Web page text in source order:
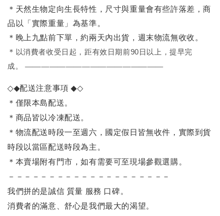
＊天然生物定向生長特性，尺寸與重量會有些許落差，商
品以「實際重量」為基準。
＊晚上九點前下單，約兩天內出貨，週末物流無收收。
＊ 以消費者收受日起，距有效日期前90日以上，提早完
成。
—————————————————
◇◆配送注意事項◆◇
＊僅限本島配送。
＊商品皆以冷凍配送。
＊物流配送時段一至週六，國定假日皆無收件，實際到貨
時段以當區配送時段為主。
＊本賣場附有門市，如有需要可至現場參觀選購。
－－－－－－－－－－－－－－－－－－－－
我們拼的是誠信 質量 服務 口碑。
消費者的滿意、舒心是我們最大的渴望。